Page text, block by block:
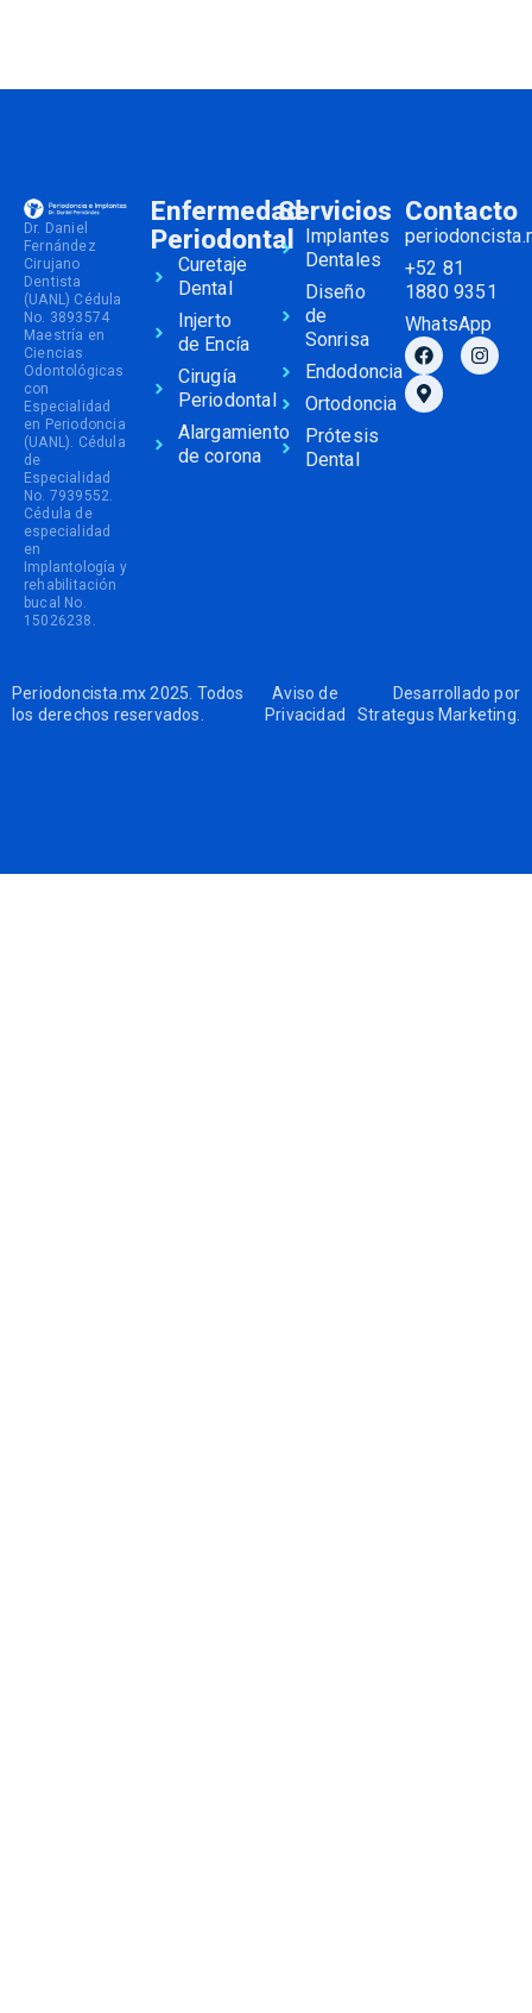
Dr. Daniel
Fernández
Cirujano
Dentista
(UANL) Cédula
No. 3893574
Maestría en
Ciencias
Odontológicas
con
Especialidad
en Periodoncia
(UANL). Cédula
de
Especialidad
No. 7939552.
Cédula de
especialidad
en
Implantología y
rehabilitación
bucal No.
15026238.
Enfermedad
Periodontal
Curetaje
Dental
Injerto
de Encía
Cirugía
Periodontal
Alargamiento
de corona
Servicios
Implantes
Dentales
Diseño
de
Sonrisa
Endodoncia
Ortodoncia
Prótesis
Dental
Contacto
+52 81
1880 9351
WhatsApp
Periodoncista.mx 2025. Todos
los derechos reservados.
Aviso de
Privacidad
Desarrollado por
Strategus Marketing.